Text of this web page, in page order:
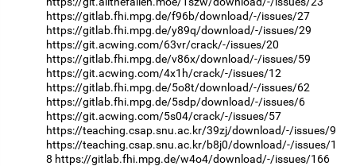
https://gitlab.fhi.mpg.de/f96b/download/-/issues/27
https://gitlab.fhi.mpg.de/y89q/download/-/issues/29
https://git.acwing.com/63vr/crack/-/issues/20
https://gitlab.fhi.mpg.de/v86x/download/-/issues/59
https://git.acwing.com/4x1h/crack/-/issues/12
https://gitlab.fhi.mpg.de/5o8t/download/-/issues/62
https://gitlab.fhi.mpg.de/5sdp/download/-/issues/6
https://git.acwing.com/5s04/crack/-/issues/57
https://teaching.csap.snu.ac.kr/39zj/download/-/issues/9
https://teaching.csap.snu.ac.kr/b8j0/download/-/issues/1
8 https://gitlab.fhi.mpg.de/w4o4/download/-/issues/166